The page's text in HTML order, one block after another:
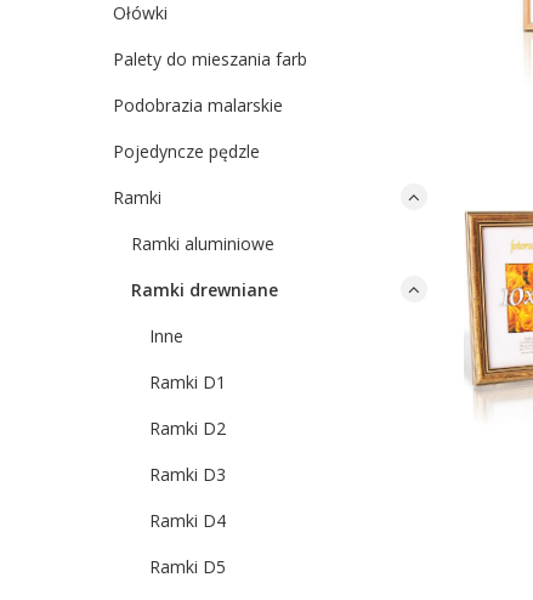
Ołówki
Palety do mieszania farb
Podobrazia malarskie
Pojedyncze pędzle
Ramki
Ramki aluminiowe
Ramki drewniane
Inne
Ramki D1
Ramki D2
Ramki D3
Ramki D4
Ramki D5